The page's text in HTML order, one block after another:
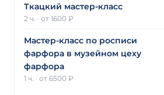
Ткацкий мастер-класс
2 ч. · от 1600 ₽
Мастер-класс по росписи
фарфора в музейном цеху
фарфора
1 ч. · от 6500 ₽